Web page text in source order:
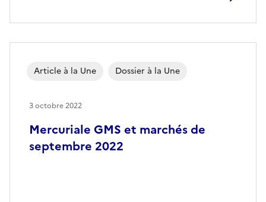
Mercuriale GMS et marchés de
septembre 2022
Article à la Une Dossier à la Une
3 octobre 2022